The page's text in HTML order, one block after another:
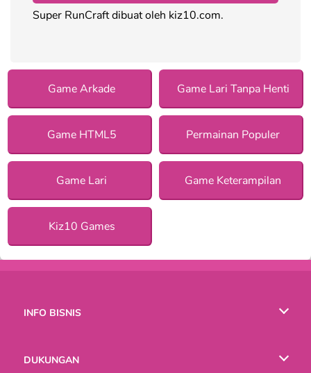
Super RunCraft dibuat oleh kiz10.com.
Game Arkade Game Lari Tanpa Henti
Game HTML5 Permainan Populer
Game Lari Game Keterampilan
Kiz10 Games
INFO BISNIS
DUKUNGAN